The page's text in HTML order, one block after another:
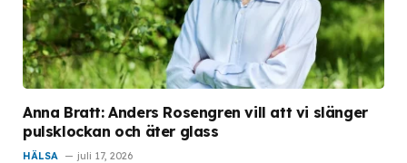
Anna Bratt: Anders Rosengren vill att vi slänger
pulsklockan och äter glass
HÄLSA juli 17, 2026